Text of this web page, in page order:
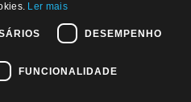
Investimentos S.A
Ler mais
DESEMPENHO
FUNCIONALIDADE